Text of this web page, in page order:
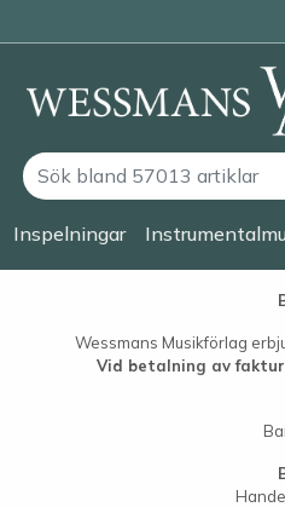
Inspelningar
Wessmans Musikförlag
Vid betalning av